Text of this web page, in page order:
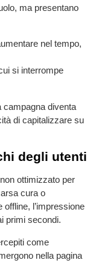
ma presentano
nel tempo,
si interrompe
campagna diventa
di capitalizzare su
degli utenti
ottimizzato per
cura o
offline, l’impressione
primi secondi.
come
nella pagina